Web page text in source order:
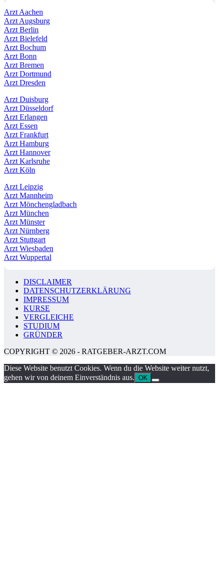
Arzt Aachen
Arzt Augsburg
Arzt Berlin
Arzt Bielefeld
Arzt Bochum
Arzt Bonn
Arzt Bremen
Arzt Dortmund
Arzt Dresden
Arzt Duisburg
Arzt Düsseldorf
Arzt Erlangen
Arzt Essen
Arzt Frankfurt
Arzt Hamburg
Arzt Hannover
Arzt Karlsruhe
Arzt Köln
Arzt Leipzig
Arzt Mannheim
Arzt Mönchengladbach
Arzt München
Arzt Münster
Arzt Nürnberg
Arzt Stuttgart
Arzt Wiesbaden
Arzt Wuppertal
DISCLAIMER
DATENSCHUTZERKLÄRUNG
IMPRESSUM
KURSE
VERGLEICHE
STUDIUM
GRÜNDER
COPYRIGHT © 2026 - RATGEBER-ARZT.COM
Diese Website benutzt Cookies. Wenn du die Website weiter nutzt,
gehen wir von deinem Einverständnis aus. OK